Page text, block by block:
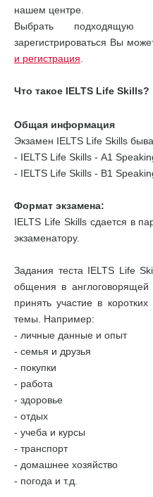
нашем центре.
Выбрать
зарегистрироваться Вы
и регистрация
Что такое IELTS Life Skills?
Общая информация
Экзамен IELTS Life Skills
- IELTS Life Skills - А1
- IELTS Life Skills - B1
Формат экзамена:
IELTS Life Skills сдается в
экзаменатору.
Задания теста IELTS Life
общения в
принять участие в
темы. Например:
- личные данные и опыт
- семья и друзья
- покупки
- работа
- здоровье
- отдых
- учеба и курсы
- транспорт
- домашнее хозяйство
- погода и т.д.